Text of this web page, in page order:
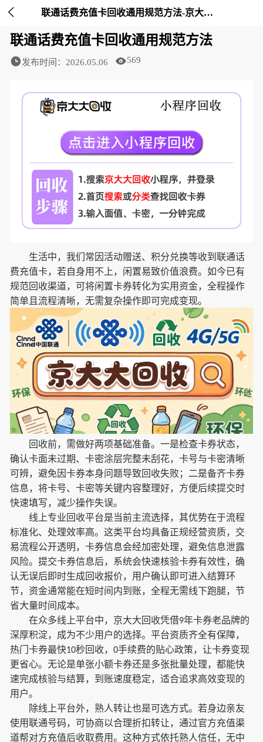
 联通话费充值卡回收通用规范方法-京大大回收
联通话费充值卡回收通用规范方法
发布时间：2026.05.06 569
生活中，我们常因活动赠送、积分兑换等收到联通话
费充值卡，若自身用不上，闲置易致价值浪费。如今已有
规范回收渠道，可将闲置卡券转化为实用资金，全程操作
简单且流程清晰，无需复杂操作即可完成变现。
回收前，需做好两项基础准备。一是检查卡券状态，
确认卡面未过期、卡密涂层完整未刮花，卡号与卡密清晰
可辨，避免因卡券本身问题导致回收失败；二是备齐卡券
信息，将卡号、卡密等关键内容整理好，方便后续提交时
快速填写，减少操作失误。
线上专业回收平台是当前主流选择，其优势在于流程
标准化、处理效率高。这类平台均具备正规经营资质，交
易流程公开透明，卡券信息会经加密处理，避免信息泄露
风险。提交卡券信息后，系统会快速核验卡券有效性，确
认无误后即时生成回收报价，用户确认即可进入结算环
节，资金通常能在短时间内到账，全程无需线下跑腿，节
省大量时间成本。
在众多线上平台中，京大大回收凭借9年卡券老品牌的
深厚积淀，成为不少用户的选择。平台资质齐全有保障，
热门卡券最快10秒回收， 0手续费的贴心政策，让卡券变现
更省心。无论是单张小额卡券还是多张批量处理，都能快
速完成核验与结算，到账速度稳定，适合追求高效变现的
用户。
除线上平台外，熟人转让也是可选方式。若身边亲友
使用联通号码，可协商以合理折扣转让，通过官方充值渠
道帮对方充值后收取费用。这种方式依托熟人信任，无中